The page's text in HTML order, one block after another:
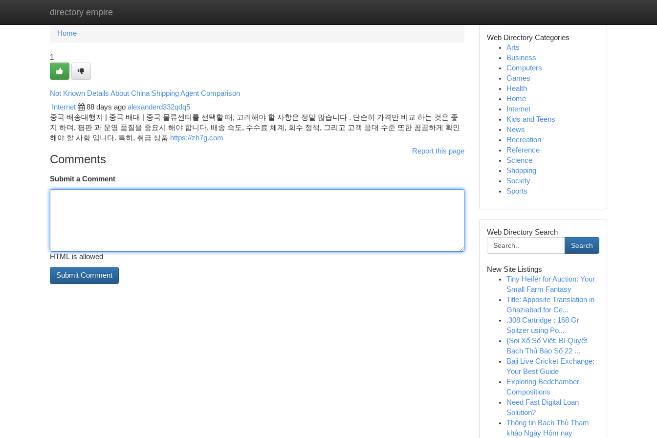
directory empire
Home New Site Listings
Home
1
Not Known Details About China Shipping Agent Comparison
Internet 88 days ago alexanderd332qdq5
중국 배송대행지 | 중국 배대 | 중국 물류센터를 선택할 때, 고려해야 할 사항은 정말 많습니다 . 단순히 가격만 비교 하는 것은 좋
지 하며, 평판 과 운영 품질을 중요시 해야 합니다. 배송 속도, 수수료 체계, 회수 정책, 그리고 고객 응대 수준 또한 꼼꼼하게 확인
해야 할 사항 입니다. 특히, 취급 상품 https://zh7g.com
Report this page
Comments
Submit a Comment
HTML is allowed
Web Directory Categories
Arts
Business
Computers
Games
Health
Home
Internet
Kids and Teens
News
Recreation
Reference
Science
Shopping
Society
Sports
Web Directory Search
Search
New Site Listings
Tiny Heifer for Auction: Your
Small Farm Fantasy
Title: Apposite Translation in
Ghaziabad for Ce...
.308 Cartridge : 168 Gr
Spitzer using Po...
{Soi Xổ Số Việt: Bí Quyết
Bạch Thủ Báo Số 22 ...
Baji Live Cricket Exchange:
Your Best Guide
Exploring Bedchamber
Compositions
Need Fast Digital Loan
Solution?
Thông tin Bạch Thủ Tham
khảo Ngày Hôm nay